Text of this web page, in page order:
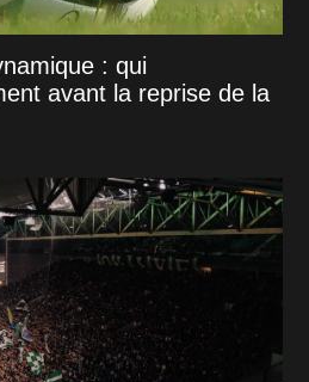
: qui
avant la reprise de la